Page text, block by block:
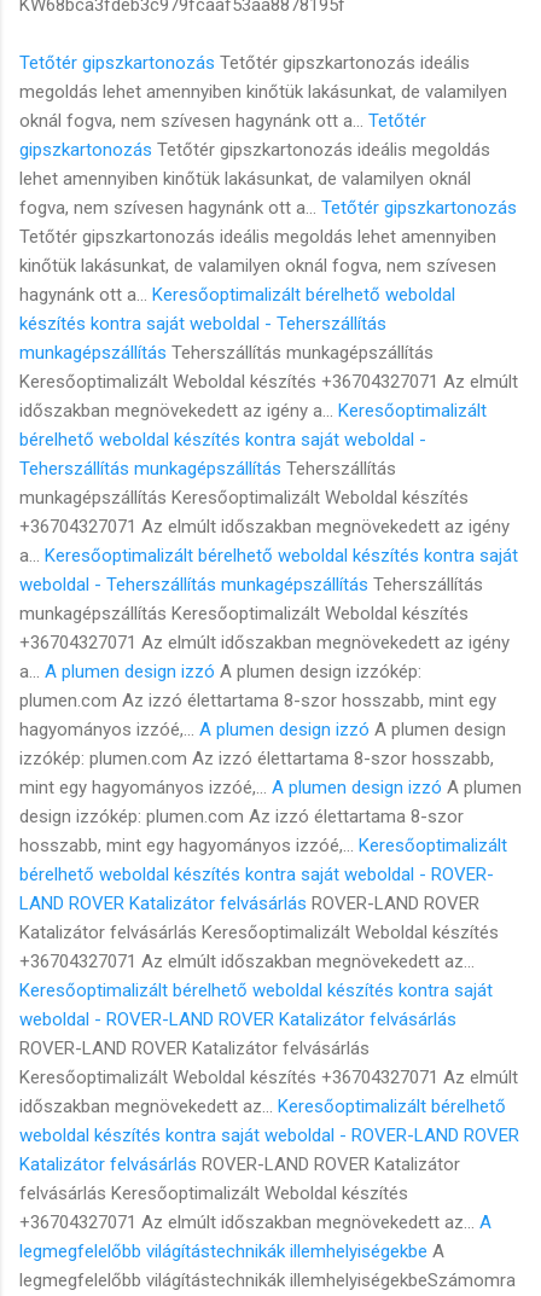
Tetőtér gipszkartonozás Tetőtér gipszkartonozás ideális
megoldás lehet amennyiben kinőtük lakásunkat, de valamilyen
oknál fogva, nem szívesen hagynánk ott a... Tetőtér
gipszkartonozás Tetőtér gipszkartonozás ideális megoldás
lehet amennyiben kinőtük lakásunkat, de valamilyen oknál
fogva, nem szívesen hagynánk ott a... Tetőtér gipszkartonozás
Tetőtér gipszkartonozás ideális megoldás lehet amennyiben
kinőtük lakásunkat, de valamilyen oknál fogva, nem szívesen
hagynánk ott a... Keresőoptimalizált bérelhető weboldal
készítés kontra saját weboldal - Teherszállítás
munkagépszállítás Teherszállítás munkagépszállítás
Keresőoptimalizált Weboldal készítés +36704327071 Az elmúlt
időszakban megnövekedett az igény a... Keresőoptimalizált
bérelhető weboldal készítés kontra saját weboldal -
Teherszállítás munkagépszállítás Teherszállítás
munkagépszállítás Keresőoptimalizált Weboldal készítés
+36704327071 Az elmúlt időszakban megnövekedett az igény
a... Keresőoptimalizált bérelhető weboldal készítés kontra saját
weboldal - Teherszállítás munkagépszállítás Teherszállítás
munkagépszállítás Keresőoptimalizált Weboldal készítés
+36704327071 Az elmúlt időszakban megnövekedett az igény
a... A plumen design izzó A plumen design izzókép:
plumen.com Az izzó élettartama 8-szor hosszabb, mint egy
hagyományos izzóé,... A plumen design izzó A plumen design
izzókép: plumen.com Az izzó élettartama 8-szor hosszabb,
mint egy hagyományos izzóé,... A plumen design izzó A plumen
design izzókép: plumen.com Az izzó élettartama 8-szor
hosszabb, mint egy hagyományos izzóé,... Keresőoptimalizált
bérelhető weboldal készítés kontra saját weboldal - ROVER-
LAND ROVER Katalizátor felvásárlás ROVER-LAND ROVER
Katalizátor felvásárlás Keresőoptimalizált Weboldal készítés
+36704327071 Az elmúlt időszakban megnövekedett az...
Keresőoptimalizált bérelhető weboldal készítés kontra saját
weboldal - ROVER-LAND ROVER Katalizátor felvásárlás
ROVER-LAND ROVER Katalizátor felvásárlás
Keresőoptimalizált Weboldal készítés +36704327071 Az elmúlt
időszakban megnövekedett az... Keresőoptimalizált bérelhető
weboldal készítés kontra saját weboldal - ROVER-LAND ROVER
Katalizátor felvásárlás ROVER-LAND ROVER Katalizátor
felvásárlás Keresőoptimalizált Weboldal készítés
+36704327071 Az elmúlt időszakban megnövekedett az... A
legmegfelelőbb világítástechnikák illemhelyiségekbe A
legmegfelelőbb világítástechnikák illemhelyiségekbeSzámomra